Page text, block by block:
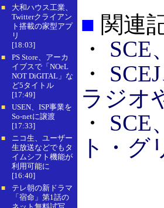
■
大和ハウス工業、
Twitterクライアン
ト搭載の家型アプ
リ
[18:03]
■
PS Store、アーカ
イブスで「NOeL
NOT DiGITAL」な
ど5タイトル
[17:49]
■
USEN、ISP事業を
So-netに譲渡
[17:33]
■
ニコ生、ユーザー
生放送などでもタ
イムシフト機能が
利用可能に
[16:40]
■
テレ朝の新ドラマ
「宿命」第1話の
■ 関連
・ SCE
・
ラジオ
・ SCE
ト・グ